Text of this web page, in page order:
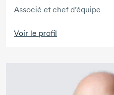
Associé et chef d’équipe
Voir le profil